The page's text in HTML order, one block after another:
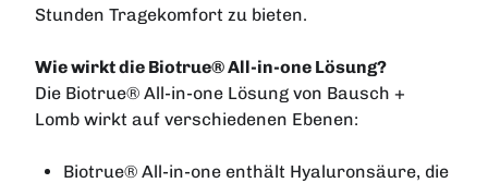
Stunden Tragekomfort zu bieten.
Wie wirkt die Biotrue® All-in-one Lösung?
Die Biotrue® All-in-one Lösung von Bausch +
Lomb wirkt auf verschiedenen Ebenen:
Biotrue® All-in-one enthält Hyaluronsäure, die